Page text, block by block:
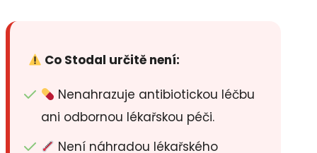
Co Stodal určitě není:
Nenahrazuje antibiotickou léčbu
ani odbornou lékařskou péči.
Není náhradou lékařského